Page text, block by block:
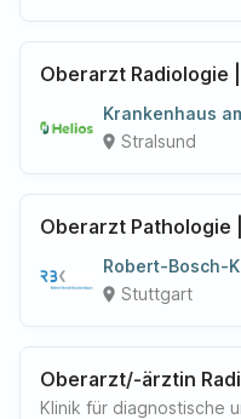
Oberarzt Radiologie
Krankenhaus
place Stralsund
Oberarzt Pathologie
Robert-Bosch-
place Stuttgart
Oberarzt/-ärztin
Klinik für diagnostische